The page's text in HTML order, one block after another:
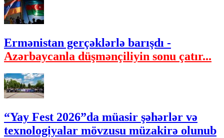
Ermənistan gerçəklərlə barışdı -
Azərbaycanla düşmənçiliyin sonu çatır...
“Yay Fest 2026”da müasir şəhərlər və
texnologiyalar mövzusu müzakirə olunub